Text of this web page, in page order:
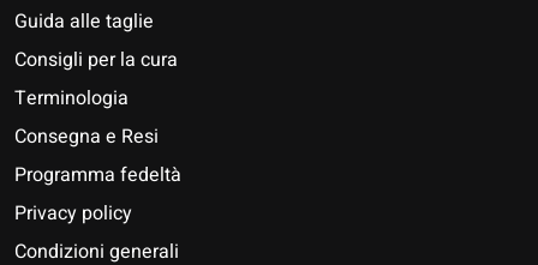
Guida alle taglie
Consigli per la cura
Terminologia
Consegna e Resi
Programma fedeltà
Privacy policy
Condizioni generali